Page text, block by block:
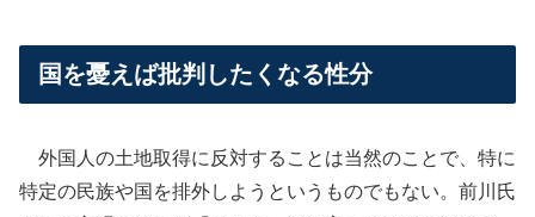
国を憂えば批判したくなる性分
外国人の土地取得に反対することは当然のことで、特に
特定の民族や国を排外しようというものでもない。前川氏